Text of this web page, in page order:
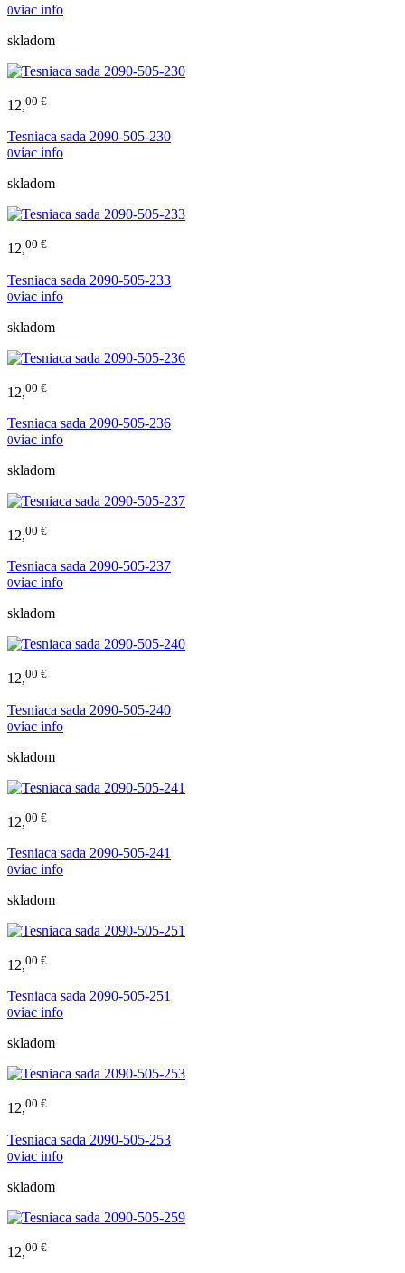
0viac info
skladom
12,00 €
Tesniaca sada 2090-505-230
0viac info
skladom
12,00 €
Tesniaca sada 2090-505-233
0viac info
skladom
12,00 €
Tesniaca sada 2090-505-236
0viac info
skladom
12,00 €
Tesniaca sada 2090-505-237
0viac info
skladom
12,00 €
Tesniaca sada 2090-505-240
0viac info
skladom
12,00 €
Tesniaca sada 2090-505-241
0viac info
skladom
12,00 €
Tesniaca sada 2090-505-251
0viac info
skladom
12,00 €
Tesniaca sada 2090-505-253
0viac info
skladom
12,00 €